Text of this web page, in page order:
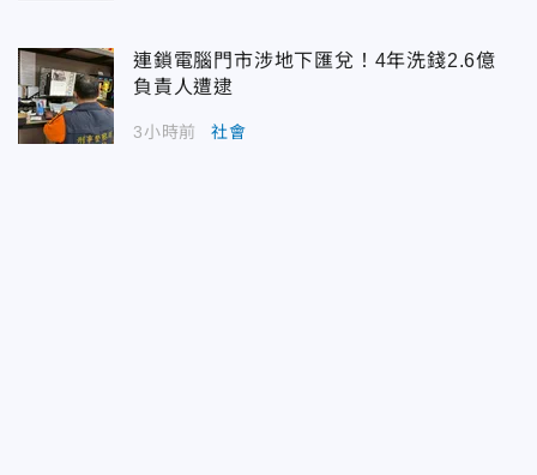
連鎖電腦門市涉地下匯兌！4年洗錢2.6億
負責人遭逮
3小時前 社會